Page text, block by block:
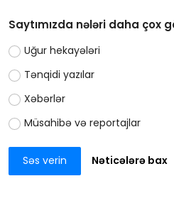
Saytımızda nələri daha çox
Uğur hekayələri
Tənqidi yazılar
Xəbərlər
Müsahibə və reportajlar
Səs verin Nəticələrə bax